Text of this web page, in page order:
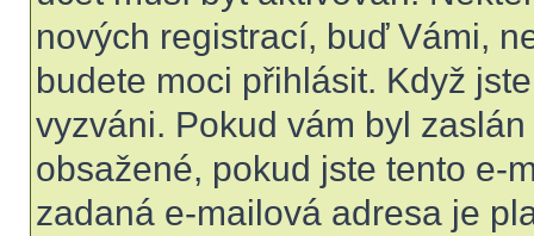
nových registrací, buď Vámi,
budete moci přihlásit. Když
vyzváni. Pokud vám byl
obsažené, pokud jste tento e-
zadaná e-mailová adresa je